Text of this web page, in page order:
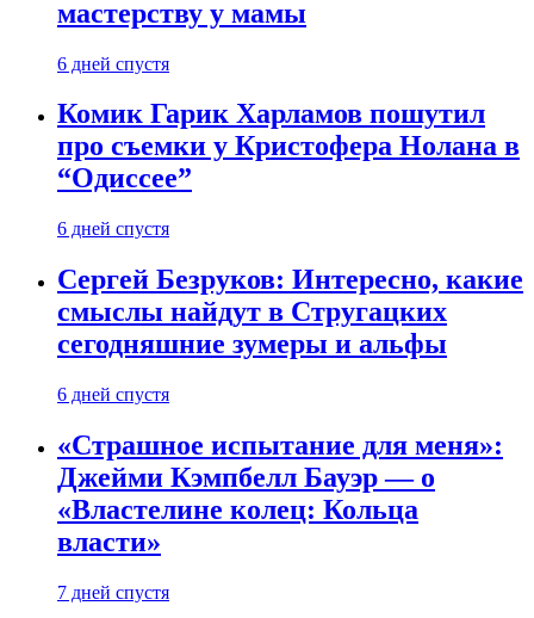
мастерству у мамы
6 дней спустя
Комик Гарик Харламов пошутил
про съемки у Кристофера Нолана в
“Одиссее”
6 дней спустя
Сергей Безруков: Интересно, какие
смыслы найдут в Стругацких
сегодняшние зумеры и альфы
6 дней спустя
«Страшное испытание для меня»:
Джейми Кэмпбелл Бауэр — о
«Властелине колец: Кольца
власти»
7 дней спустя